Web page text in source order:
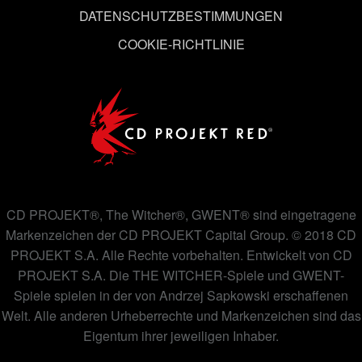
DATENSCHUTZBESTIMMUNGEN
COOKIE-RICHTLINIE
CD PROJEKT®, The Witcher®, GWENT® sind eingetragene
Markenzeichen der CD PROJEKT Capital Group. © 2018 CD
PROJEKT S.A. Alle Rechte vorbehalten. Entwickelt von CD
PROJEKT S.A. Die THE WITCHER-Spiele und GWENT-
Spiele spielen in der von Andrzej Sapkowski erschaffenen
Welt. Alle anderen Urheberrechte und Markenzeichen sind das
Eigentum ihrer jeweiligen Inhaber.